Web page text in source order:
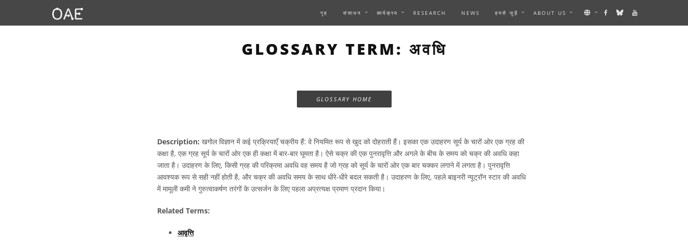
गृह संसाधन कार्यक्रम RESEARCH NEWS हमसे जुड़ें ABOUT US
GLOSSARY TERM: अवधि
GLOSSARY HOME
Description: खगोल विज्ञान में कई प्रक्रियाएँ चक्रीय हैं: वे नियमित रूप से खुद को दोहराती हैं। इसका एक उदाहरण सूर्य के चारों ओर एक ग्रह की
कक्षा है, एक ग्रह सूर्य के चारों ओर एक ही कक्षा में बार-बार घूमता है। ऐसे चक्र की एक पुनरावृत्ति और अगले के बीच के समय को चक्र की अवधि कहा
जाता है। उदाहरण के लिए, किसी ग्रह की परिक्रमा अवधि वह समय है जो ग्रह को सूर्य के चारों ओर एक बार चक्कर लगाने में लगता है। पुनरावृत्ति
आवश्यक रूप से सही नहीं होती है, और चक्र की अवधि समय के साथ धीरे-धीरे बदल सकती है। उदाहरण के लिए, पहले बाइनरी न्यूट्रॉन स्टार की अवधि
में मामूली कमी ने गुरुत्वाकर्षण तरंगों के उत्सर्जन के लिए पहला अप्रत्यक्ष प्रमाण प्रदान किया।
Related Terms:
आवृत्ति